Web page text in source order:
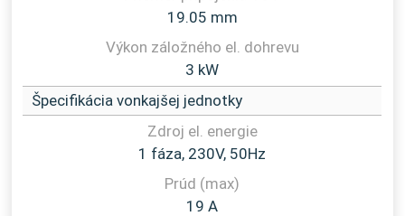
19.05 mm
3 kW
Špecifikácia vonkajšej jednotky
1 fáza, 230V, 50Hz
19 A